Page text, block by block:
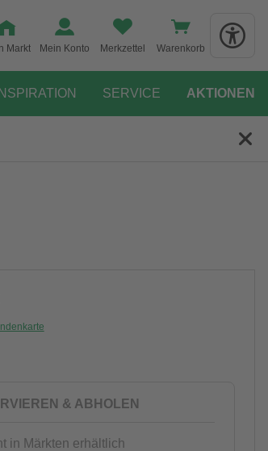
Markt Mein Konto Merkzettel Warenkorb
SERVICE AKTIONEN
& ABHOLEN
in Märkten erhältlich